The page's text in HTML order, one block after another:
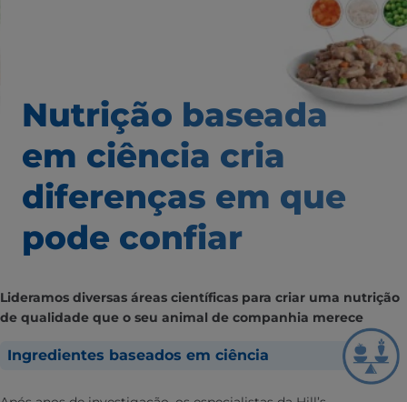
Nutrição baseada
em ciência cria
diferenças em que
pode confiar
Lideramos diversas áreas científicas para criar uma nutrição
de qualidade que o seu animal de companhia merece
Ingredientes baseados em ciência